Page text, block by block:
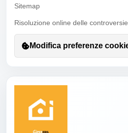
Sitemap
Risoluzione online delle controversie
Modifica preferenze